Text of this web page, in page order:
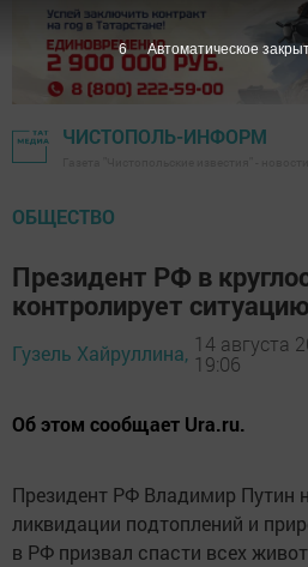
ЧИСТОПОЛЬ-ИНФОРМ
ОБЩЕСТВО
Президент РФ в
контролирует
Гузель Хайруллина, 14 августа
19:06
Об этом сообщает Ura.ru.
Президент РФ Владимир Путин
ликвидации подтоплений и
в РФ призвал спасти всех
5 Автоматическое